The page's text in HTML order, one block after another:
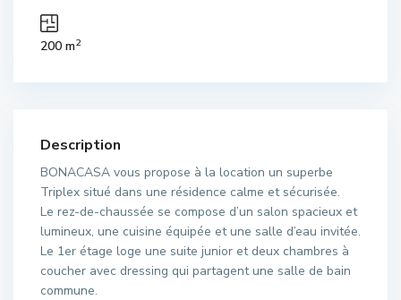
200 m2
Description
BONACASA vous propose à la location un superbe
Triplex situé dans une résidence calme et sécurisée.
Le rez-de-chaussée se compose d’un salon spacieux et
lumineux, une cuisine équipée et une salle d’eau invitée.
Le 1er étage loge une suite junior et deux chambres à
coucher avec dressing qui partagent une salle de bain
commune.